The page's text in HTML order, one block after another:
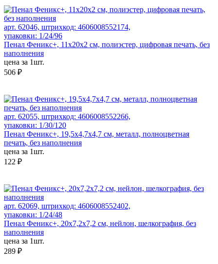
арт. 62046, штрихкод: 4606008552174,
упаковки: 1/24/96
Пенал Феникс+, 11x20x2 см, полиэстер, цифровая печать, без
наполнения
цена за 1шт.
506 ₽
арт. 62055, штрихкод: 4606008552266,
упаковки: 1/30/120
Пенал Феникс+, 19,5x4,7x4,7 см, металл, полноцветная
печать, без наполнения
цена за 1шт.
122 ₽
арт. 62069, штрихкод: 4606008552402,
упаковки: 1/24/48
Пенал Феникс+, 20x7,2x7,2 см, нейлон, шелкография, без
наполнения
цена за 1шт.
289 ₽